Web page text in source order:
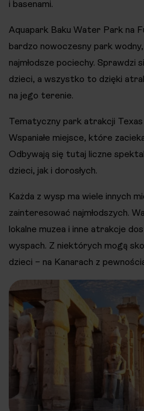
i basenami.
Aquapark Baku Water Park na
bardzo nowoczesny park
najmłodsze pociechy. Sprawdzi
dzieci, a wszystko to dzięki
na jego terenie.
Tematyczny park atrakcji
Wspaniałe miejsce, które
Odbywają się tutaj liczne
dzieci, jak i dorosłych.
Każda z wysp ma wiele innych
zainteresować najmłodszych.
lokalne muzea i inne atrakcje
wyspach. Z niektórych mogą
dzieci – na Kanarach z